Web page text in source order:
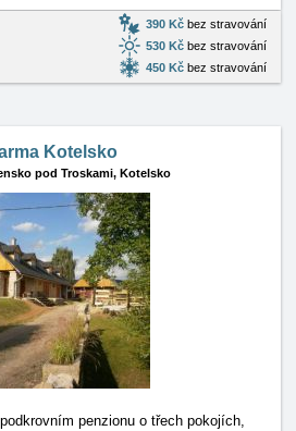
390 Kč bez stravování
530 Kč bez stravování
450 Kč bez stravování
Kotelsko
pod Troskami, Kotelsko
penzionu o třech pokojích,